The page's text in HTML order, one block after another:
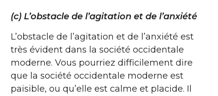
(c) L’obstacle de l’agitation et de l’anxiété
L’obstacle de l’agitation et de l’anxiété est
très évident dans la société occidentale
moderne. Vous pourriez difficilement dire
que la société occidentale moderne est
paisible, ou qu’elle est calme et placide. Il